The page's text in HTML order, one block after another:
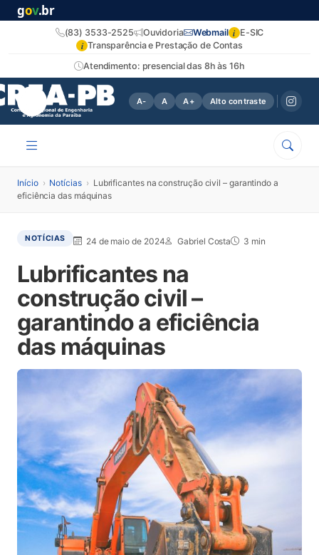
gov.br
Atendimento: presencial das 8h às 16h
(83) 3533-2525 Ouvidoria Webmail i E-SIC
i Transparência e Prestação de Contas
A- A A+ Alto contraste
Início › Notícias › Lubrificantes na construção civil – garantindo a
eficiência das máquinas
NOTÍCIAS 24 de maio de 2024 Gabriel Costa 3 min
Lubrificantes na
construção civil –
garantindo a eficiência
das máquinas